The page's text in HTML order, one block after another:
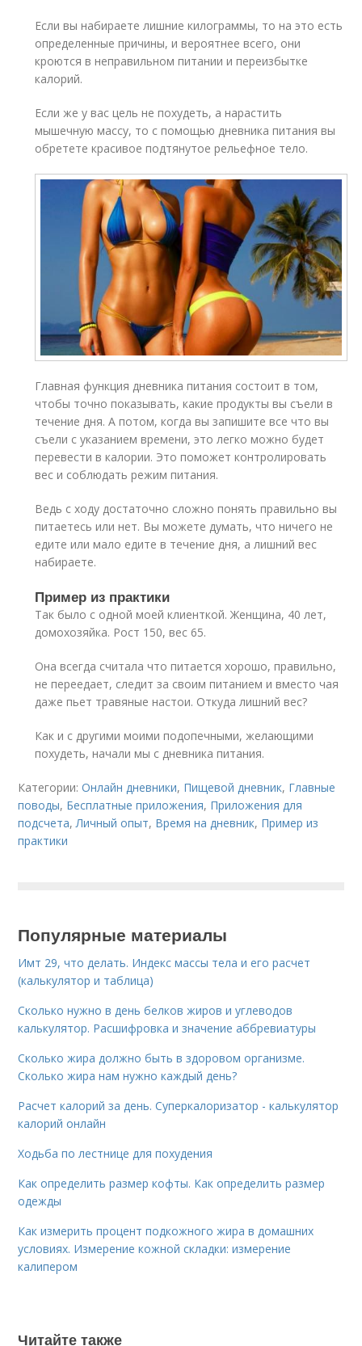
Если вы набираете лишние килограммы, то на это есть
определенные причины, и вероятнее всего, они
кроются в неправильном питании и переизбытке
калорий.
Если же у вас цель не похудеть, а нарастить
мышечную массу, то с помощью дневника питания вы
обретете красивое подтянутое рельефное тело.
Главная функция дневника питания состоит в том,
чтобы точно показывать, какие продукты вы съели в
течение дня. А потом, когда вы запишите все что вы
съели с указанием времени, это легко можно будет
перевести в калории. Это поможет контролировать
вес и соблюдать режим питания.
Ведь с ходу достаточно сложно понять правильно вы
питаетесь или нет. Вы можете думать, что ничего не
едите или мало едите в течение дня, а лишний вес
набираете.
Пример из практики
Так было с одной моей клиенткой. Женщина, 40 лет,
домохозяйка. Рост 150, вес 65.
Она всегда считала что питается хорошо, правильно,
не переедает, следит за своим питанием и вместо чая
даже пьет травяные настои. Откуда лишний вес?
Как и с другими моими подопечными, желающими
похудеть, начали мы с дневника питания.
Категории:Онлайн дневники, Пищевой дневник, Главные
поводы, Бесплатные приложения, Приложения для
подсчета, Личный опыт, Время на дневник, Пример из
практики
Популярные материалы
Имт 29, что делать. Индекс массы тела и его расчет
(калькулятор и таблица)
Сколько нужно в день белков жиров и углеводов
калькулятор. Расшифровка и значение аббревиатуры
Сколько жира должно быть в здоровом организме.
Сколько жира нам нужно каждый день?
Расчет калорий за день. Суперкалоризатор - калькулятор
калорий онлайн
Ходьба по лестнице для похудения
Как определить размер кофты. Как определить размер
одежды
Как измерить процент подкожного жира в домашних
условиях. Измерение кожной складки: измерение
калипером
Читайте также